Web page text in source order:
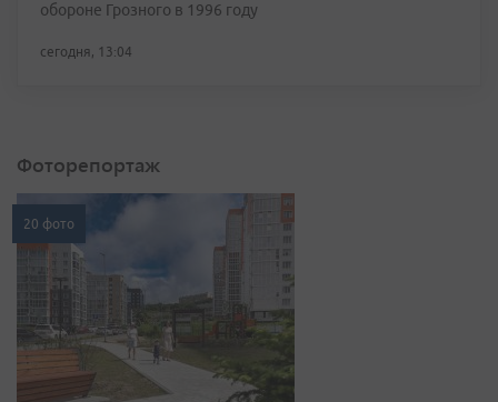
обороне Грозного в 1996 году
сегодня, 13:04
Фоторепортаж
20 фото